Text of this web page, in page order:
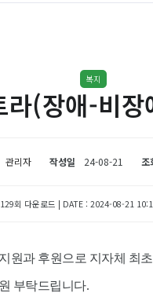
복지
(장애-비
관리자 작성일 24-08-21 조
129회 다운로드 | DATE : 2024-08-21
과 후원으로 지자체 최
부탁드립니다.